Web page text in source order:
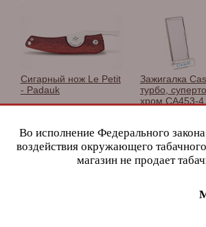
Сигарный нож Le Petit
- Padauk
Зажигалка
турбо,
хром CA453-4
Во исполнение Федерального
воздействия окружающего
магазин не продает